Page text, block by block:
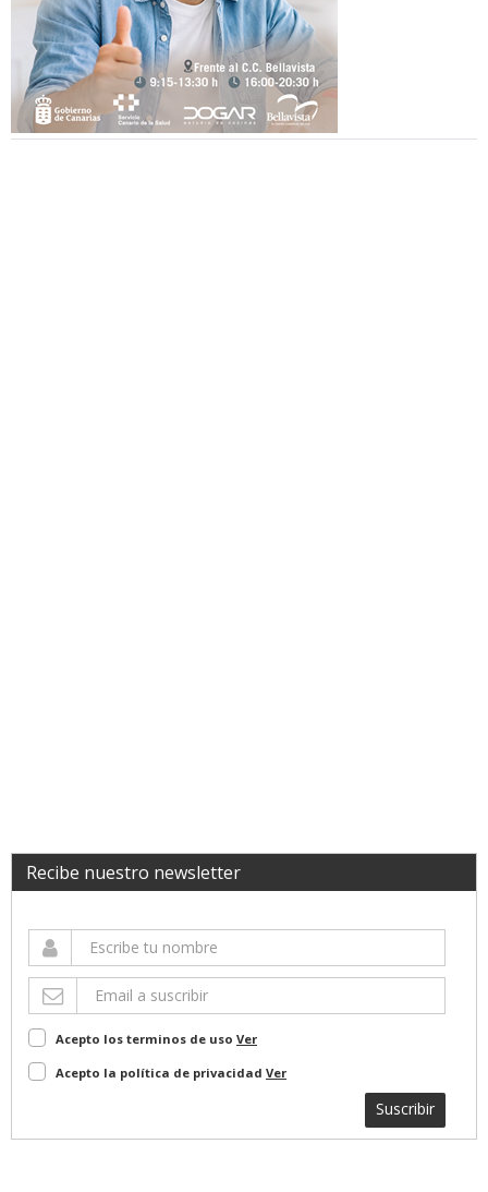
Recibe nuestro newsletter
Acepto los terminos de uso Ver
Acepto la política de privacidad Ver
Suscribir